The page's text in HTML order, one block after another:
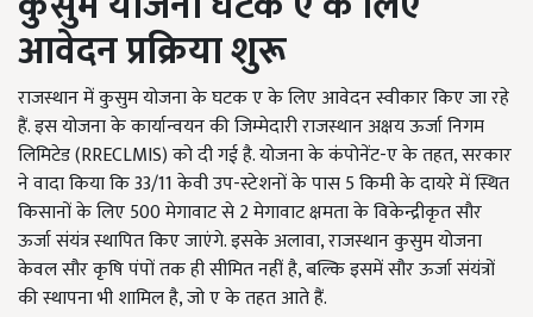
आवेदन प्रक्रिया शुरू
राजस्थान में कुसुम योजना के घटक ए के लिए आवेदन स्वीकार किए जा रहे
हैं. इस योजना के कार्यान्वयन की जिम्मेदारी राजस्थान अक्षय ऊर्जा निगम
लिमिटेड (RRECLMIS) को दी गई है. योजना के कंपोनेंट-ए के तहत, सरकार
ने वादा किया कि 33/11 केवी उप-स्टेशनों के पास 5 किमी के दायरे में स्थित
किसानों के लिए 500 मेगावाट से 2 मेगावाट क्षमता के विकेन्द्रीकृत सौर
ऊर्जा संयंत्र स्थापित किए जाएंगे. इसके अलावा, राजस्थान कुसुम योजना
केवल सौर कृषि पंपों तक ही सीमित नहीं है, बल्कि इसमें सौर ऊर्जा संयंत्रों
की स्थापना भी शामिल है, जो ए के तहत आते हैं.